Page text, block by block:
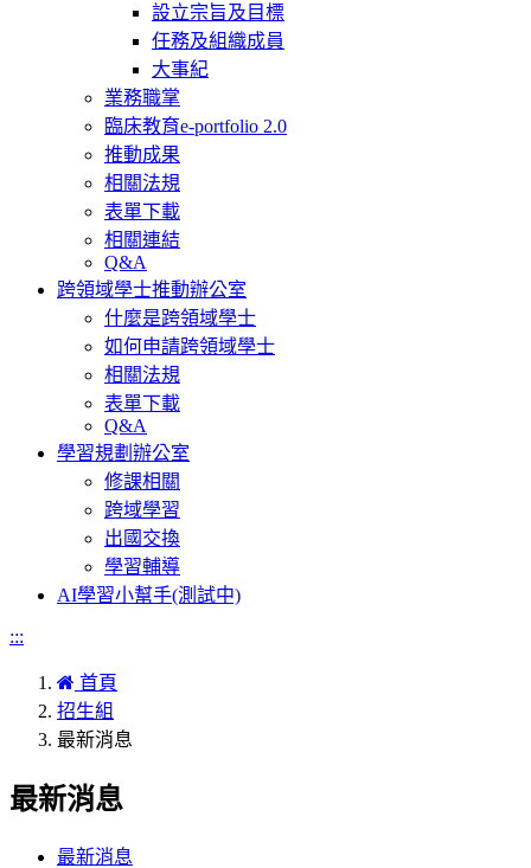
設立宗旨及目標
任務及組織成員
大事紀
業務職掌
臨床教育e-portfolio 2.0
推動成果
相關法規
表單下載
相關連結
Q&A
跨領域學士推動辦公室
什麼是跨領域學士
如何申請跨領域學士
相關法規
表單下載
Q&A
學習規劃辦公室
修課相關
跨域學習
出國交換
學習輔導
AI學習小幫手(測試中)
:::
首頁
招生組
最新消息
最新消息
最新消息